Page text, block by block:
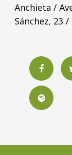
Anchieta /
Sánchez, 23
Spotify